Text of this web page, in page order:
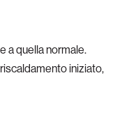
a quella normale.
iniziato,